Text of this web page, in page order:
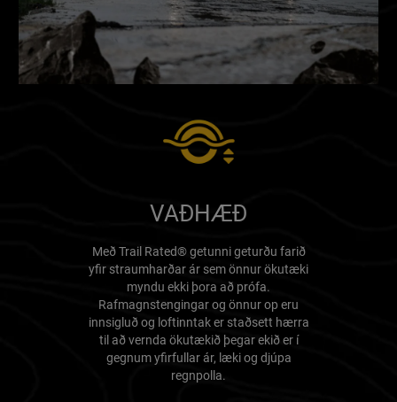
VAÐHÆÐ
Með Trail Rated® getunni geturðu farið
yfir straumharðar ár sem önnur ökutæki
myndu ekki þora að prófa.
Rafmagnstengingar og önnur op eru
innsigluð og loftinntak er staðsett hærra
til að vernda ökutækið þegar ekið er í
gegnum yfirfullar ár, læki og djúpa
regnpolla.